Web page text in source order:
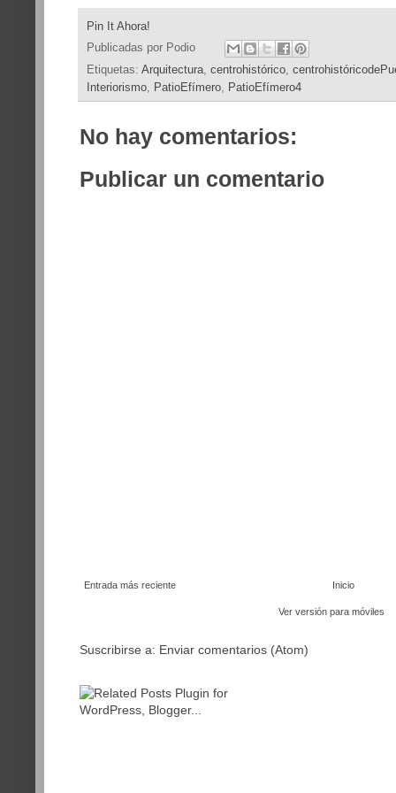
Pin It Ahora!
Publicadas por Podio
Etiquetas: Arquitectura, centrohistórico,
Interiorismo, PatioEfímero, PatioEfímero4
No hay comentarios:
Publicar un comentario
Entrada más reciente Inicio
Ver versión para móviles
Suscribirse a: Enviar comentarios (Atom)